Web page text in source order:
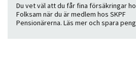
Du vet väl att du får fina försäkringar
Folksam när du är medlem hos SKPF
Pensionärerna. Läs mer och spara